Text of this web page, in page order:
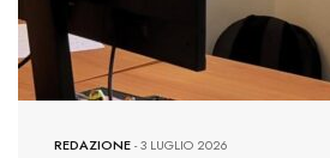
REDAZIONE-3 LUGLIO 2026